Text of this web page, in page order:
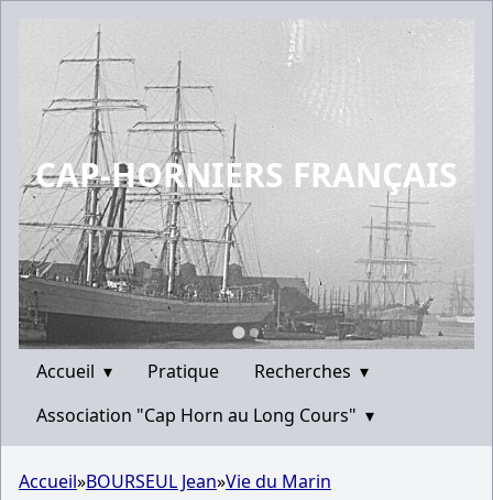
CAP-HORNIERS FRANÇAIS
Accueil ▾ Pratique Recherches ▾
Association "Cap Horn au Long Cours" ▾
Accueil»BOURSEUL Jean»Vie du Marin